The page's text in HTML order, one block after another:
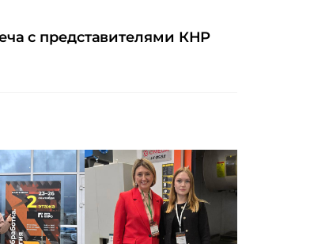
с представителями КНР